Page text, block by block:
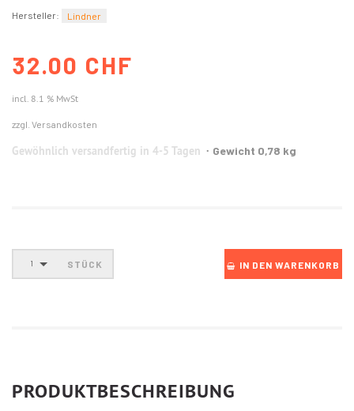
Hersteller: Lindner
32.00 CHF
incl. 8.1 % MwSt
zzgl. Versandkosten
Gewöhnlich versandfertig in 4-5 Tagen Gewicht 0,78 kg
1 STÜCK IN DEN WARENKORB
PRODUKTBESCHREIBUNG